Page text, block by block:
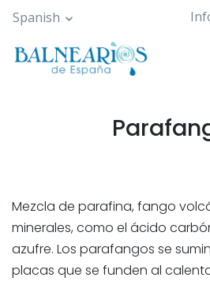
Pasar
contenido
principal
Spanish
Mezcla de parafina, fango
minerales, como el ácido
azufre. Los parafangos se
placas que se funden al